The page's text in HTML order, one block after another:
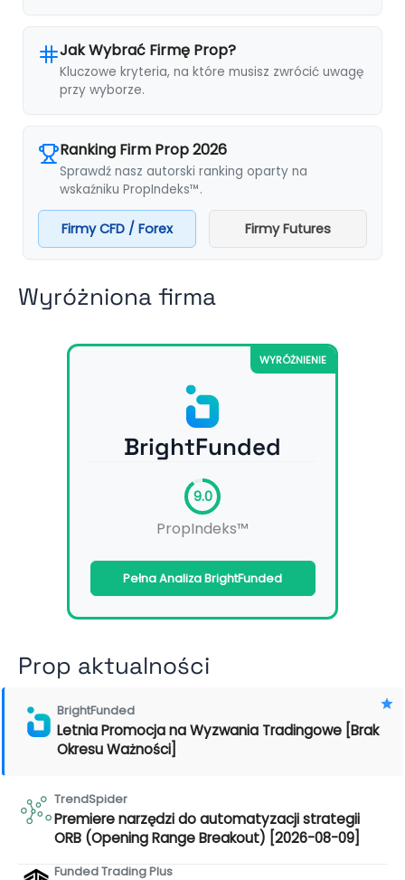
Jak Wybrać Firmę Prop?
Kluczowe kryteria, na które musisz zwrócić uwagę
przy wyborze.
Ranking Firm Prop 2026
Sprawdź nasz autorski ranking oparty na
wskaźniku PropIndeks™.
Firmy CFD / Forex Firmy Futures
Wyróżniona firma
WYRÓŻNIENIE
BrightFunded
9.0
PropIndeks™
Pełna Analiza BrightFunded
Prop aktualności
BrightFunded
Letnia Promocja na Wyzwania Tradingowe [Brak
Okresu Ważności]
TrendSpider
Premiere narzędzi do automatyzacji strategii
ORB (Opening Range Breakout) [2026-08-09]
Funded Trading Plus